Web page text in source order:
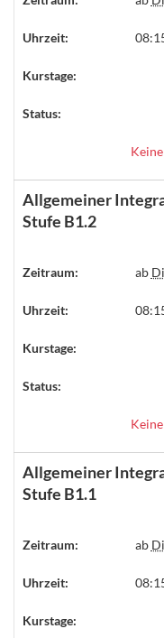
Uhrzeit:
Kurstage:
Status:
Allgemeiner
Stufe B1.2
Zeitraum: ab
Uhrzeit:
Kurstage:
Status:
Allgemeiner
Stufe B1.1
Zeitraum: ab
Uhrzeit:
Kurstage: